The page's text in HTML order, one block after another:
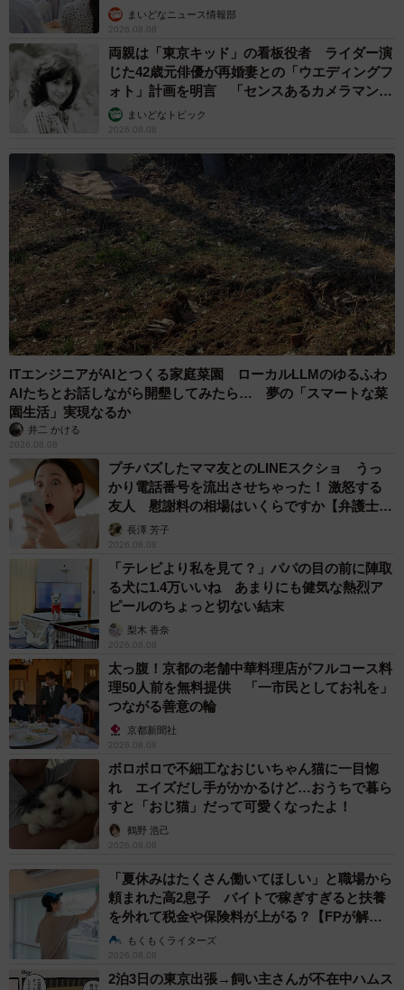
まいどなニュース情報部
2026.08.08
両親は「東京キッド」の看板役者 ライダー演
じた42歳元俳優が再婚妻との「ウエディングフ
ォト」計画を明言 「センスあるカメラマン求
む」まいどなトピック
2026.08.08
ITエンジニアがAIとつくる家庭菜園 ローカルLLMのゆるふわ
AIたちとお話しながら開墾してみたら… 夢の「スマートな菜
園生活」実現なるか
井二 かける
2026.08.08
プチバズしたママ友とのLINEスクショ うっ
かり電話番号を流出させちゃった！ 激怒する
友人 慰謝料の相場はいくらですか【弁護士が
解説】長澤 芳子
2026.08.08
「テレビより私を見て？」パパの目の前に陣取
る犬に1.4万いいね あまりにも健気な熱烈ア
ピールのちょっと切ない結末
梨木 香奈
2026.08.08
太っ腹！京都の老舗中華料理店がフルコース料
理50人前を無料提供 「一市民としてお礼を」
つながる善意の輪
京都新聞社
2026.08.08
ボロボロで不細工なおじいちゃん猫に一目惚
れ エイズだし手がかかるけど…おうちで暮ら
すと「おじ猫」だって可愛くなったよ！
鶴野 浩己
2026.08.08
「夏休みはたくさん働いてほしい」と職場から
頼まれた高2息子 バイトで稼ぎすぎると扶養
を外れて税金や保険料が上がる？【FPが解
説】もくもくライターズ
2026.08.08
2泊3日の東京出張→飼い主さんが不在中ハムス